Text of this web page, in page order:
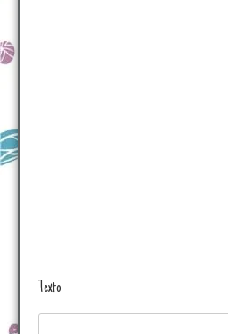
Texto